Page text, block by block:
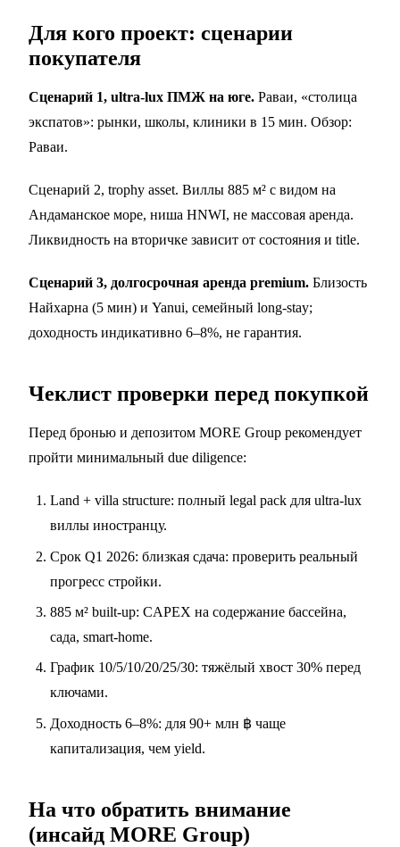
Для кого проект: сценарии
покупателя
Сценарий 1, ultra-lux ПМЖ на юге. Раваи, «столица
экспатов»: рынки, школы, клиники в 15 мин. Обзор:
Раваи.
Сценарий 2, trophy asset. Виллы 885 м² с видом на
Андаманское море, ниша HNWI, не массовая аренда.
Ликвидность на вторичке зависит от состояния и title.
Сценарий 3, долгосрочная аренда premium. Близость
Найхарна (5 мин) и Yanui, семейный long-stay;
доходность индикативно 6–8%, не гарантия.
Чеклист проверки перед покупкой
Перед бронью и депозитом MORE Group рекомендует
пройти минимальный due diligence:
Land + villa structure: полный legal pack для ultra-lux
виллы иностранцу.
Срок Q1 2026: близкая сдача: проверить реальный
прогресс стройки.
885 м² built-up: CAPEX на содержание бассейна,
сада, smart-home.
График 10/5/10/20/25/30: тяжёлый хвост 30% перед
ключами.
Доходность 6–8%: для 90+ млн ฿ чаще
капитализация, чем yield.
На что обратить внимание
(инсайд MORE Group)